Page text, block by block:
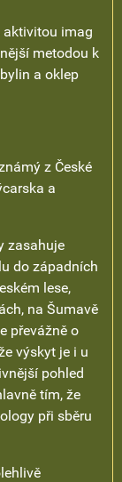
imag
metodou k
a oklep
z České
a
zasahuje
do západních
lese,
na Šumavě
převážně o
výskyt je i u
pohled
tím, že
při sběru